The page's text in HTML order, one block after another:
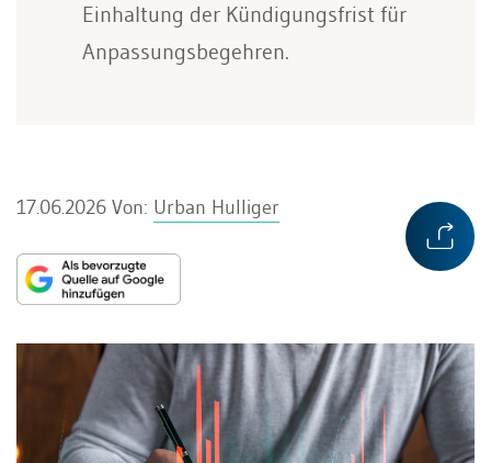
Einhaltung der Kündigungsfrist für
Anpassungsbegehren.
17.06.2026 Von: Urban Hulliger